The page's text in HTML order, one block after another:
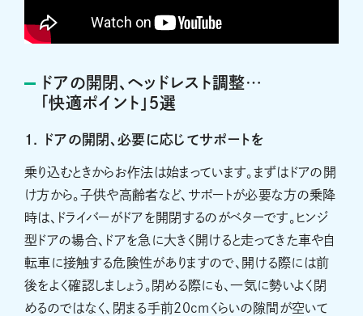
ドアの開閉、ヘッドレスト調整…
「快適ポイント」５選
1. ドアの開閉、必要に応じてサポートを
乗り込むときからお作法は始まっています。まずはドアの開
け方から。子供や高齢者など、サポートが必要な方の乗降
時は、ドライバーがドアを開閉するのがベターです。ヒンジ
型ドアの場合、ドアを急に大きく開けると走ってきた車や自
転車に接触する危険性がありますので、開ける際には前
後をよく確認しましょう。閉める際にも、一気に勢いよく閉
めるのではなく、閉まる手前20cmくらいの隙間が空いて